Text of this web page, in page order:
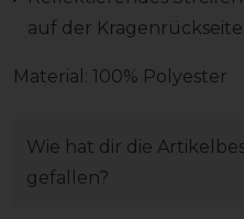
auf der Kragenrückseite
Material: 100% Polyester
Wie hat dir die
gefallen?